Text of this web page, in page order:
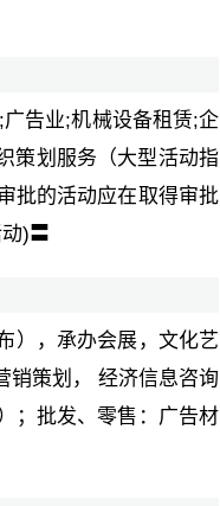
告业;机械设备租赁;企
策划服务（大型活动指
批的活动应在取得审批
)〓
），承办会展，文化艺
销策划， 经济信息咨询
；批发、零售：广告材